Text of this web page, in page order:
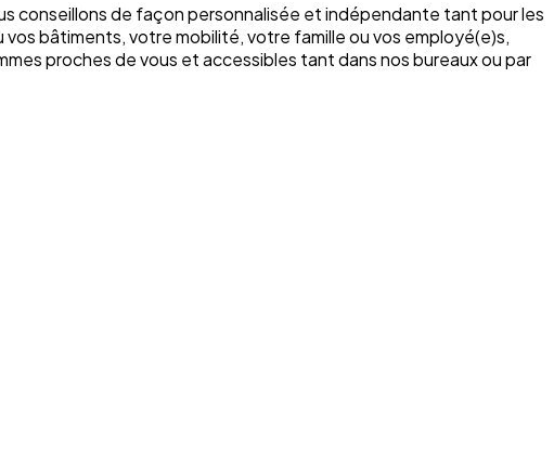
conseillons de façon personnalisée et indépendante tant pour les
bâtiments, votre mobilité, votre famille ou vos employé(e)s,
proches de vous et accessibles tant dans nos bureaux ou par